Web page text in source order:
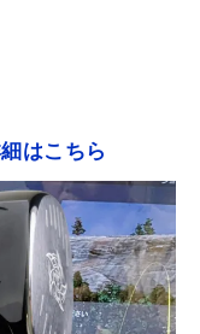
はこちら